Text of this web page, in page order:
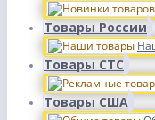
Товары России
Товары СТС
Товары США